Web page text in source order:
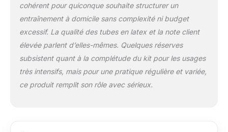
cohérent pour quiconque souhaite structurer un
entraînement à domicile sans complexité ni budget
excessif. La qualité des tubes en latex et la note client
élevée parlent d’elles-mêmes. Quelques réserves
subsistent quant à la complétude du kit pour les usages
très intensifs, mais pour une pratique régulière et variée,
ce produit remplit son rôle avec sérieux.